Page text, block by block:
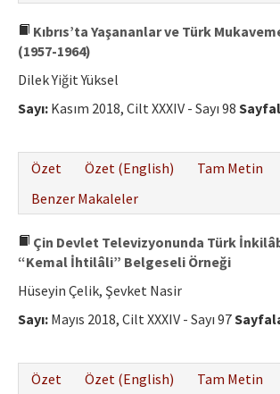
Kıbrıs’ta Yaşananlar ve Türk
(1957-1964)
Dilek Yiğit Yüksel
Sayı: Kasım 2018, Cilt XXXIV - Sayı 98
Özet
Özet (English) Tam Metin
Benzer Makaleler
Çin Devlet Televizyonunda Türk
“Kemal İhtilâli” Belgeseli Örneği
Hüseyin Çelik, Şevket Nasir
Sayı: Mayıs 2018, Cilt XXXIV - Sayı 97
Özet
Özet (English) Tam Metin